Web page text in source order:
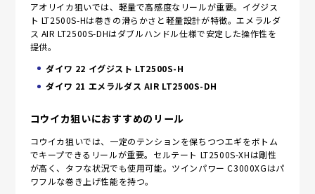
アオリイカ狙いでは、軽量で高感度なリールが重要。イグジス
ト LT2500S-Hは巻きの滑らかさと軽量設計が特徴。エメラルダ
ス AIR LT2500S-DHはダブルハンドル仕様で安定した操作性を
提供。
ダイワ 22 イグジスト LT2500S-H
ダイワ 21 エメラルダス AIR LT2500S-DH
コウイカ狙いにおすすめのリール
コウイカ狙いでは、一定のテンションを保ちつつエギをボトム
でキープできるリールが重要。セルテート LT2500S-XHは剛性
が高く、タフな状況でも使用可能。ツインパワー C3000XGはパ
ワフルな巻き上げ性能を持つ。